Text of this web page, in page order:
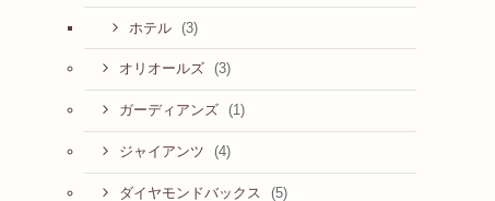
ホテル (3)
オリオールズ (3)
ガーディアンズ (1)
ジャイアンツ (4)
ダイヤモンドバックス (5)